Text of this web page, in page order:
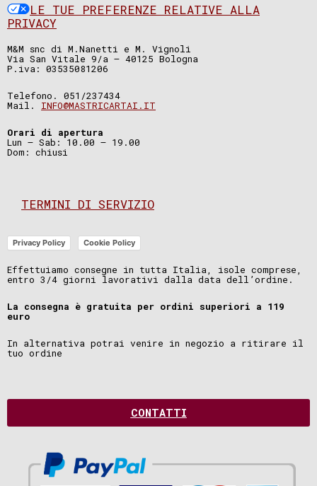
LE TUE PREFERENZE RELATIVE ALLA
PRIVACY
M&M snc di M.Nanetti e M. Vignoli
Via San Vitale 9/a – 40125 Bologna
P.iva: 03535081206
Telefono. 051/237434
Mail. INFO@MASTRICARTAI.IT
Orari di apertura
Lun – Sab: 10.00 – 19.00
Dom: chiusi
TERMINI DI SERVIZIO
Privacy Policy Cookie Policy
Effettuiamo consegne in tutta Italia, isole comprese,
entro 3/4 giorni lavorativi dalla data dell’ordine.
La consegna è gratuita per ordini superiori a 119
euro
In alternativa potrai venire in negozio a ritirare il
tuo ordine
CONTATTI